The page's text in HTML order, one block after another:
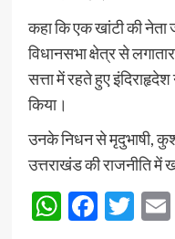
कहा कि एक खांटी की नेता
विधानसभा क्षेत्र से
सत्ता में रहते हुए
किया।
उनके निधन से मृदुभाषी,
उत्तराखंड की राजनीति में